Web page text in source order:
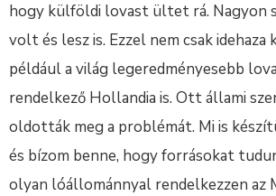
hogy külföldi lovast ültet rá. Nagyon
volt és lesz is. Ezzel nem csak idehaza
például a világ legeredményesebb
rendelkező Hollandia is. Ott állami
oldották meg a problémát. Mi is
és bízom benne, hogy forrásokat
olyan lóállománnyal rendelkezzen az